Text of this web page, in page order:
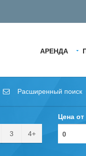
АРЕНДА
Расширенный поиск
3 4+
Цена от